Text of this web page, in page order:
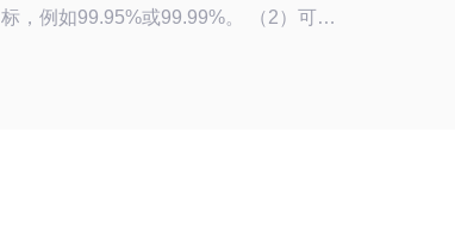
标，例如99.95%或99.99%。 （2）可用